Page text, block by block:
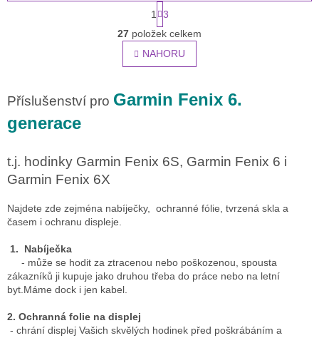
O
v
l
á
a
c
v
ý
u
t
r
á
n
k
v
á
1
3
27 položek celkem
NAHORU
Příslušenství pro Garmin Fenix 6.
generace
t.j. hodinky Garmin Fenix 6S, Garmin Fenix 6 i
Garmin Fenix 6X
Najdete zde zejména nabíječky, ochranné fólie, tvrzená skla a
časem i ochranu displeje.
1. Nabíječka
- může se hodit za ztracenou nebo poškozenou, spousta
zákazníků ji kupuje jako druhou třeba do práce nebo na letní
byt.Máme dock i jen kabel.
2. Ochranná folie na displej
- chrání displej Vašich skvělých hodinek před poškrábáním a